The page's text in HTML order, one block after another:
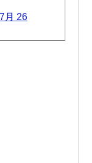
月 26